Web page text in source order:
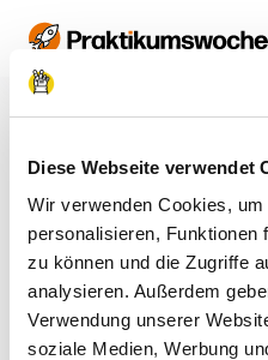
Diese Webseite verwendet
Wir verwenden Cookies,
personalisieren, Funktionen
zu können und die Zugriffe
analysieren. Außerdem
Verwendung unserer
soziale Medien, Werbung
So versorgen wir dich
passenden